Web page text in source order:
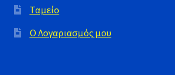
Ταμείο
Ο Λογαριασμός μου